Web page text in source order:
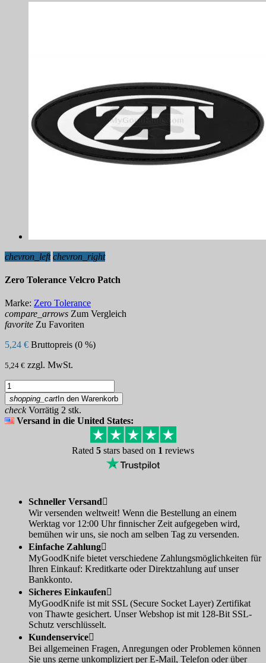
chevron_left chevron_right
Zero Tolerance Velcro Patch
Marke: Zero Tolerance
compare_arrows Zum Vergleich
favorite Zu Favoriten
5,24 € Bruttopreis (0 %)
5,24 € zzgl. MwSt.
shopping_cart In den Warenkorb
checkVorrätig 2 stk.
Versand in die United States:
Rated 5 stars based on 1 reviews
Schneller Versand
Wir versenden weltweit! Wenn die Bestellung an einem
Werktag vor 12:00 Uhr finnischer Zeit aufgegeben wird,
bemühen wir uns, sie noch am selben Tag zu versenden.
Einfache Zahlung
MyGoodKnife bietet verschiedene Zahlungsmöglichkeiten für
Ihren Einkauf: Kreditkarte oder Direktzahlung auf unser
Bankkonto.
Sicheres Einkaufen
MyGoodKnife ist mit SSL (Secure Socket Layer) Zertifikat
von Thawte gesichert. Unser Webshop ist mit 128-Bit SSL-
Schutz verschlüsselt.
Kundenservice
Bei allgemeinen Fragen, Anregungen oder Problemen können
Sie uns gerne unkompliziert per E-Mail, Telefon oder über